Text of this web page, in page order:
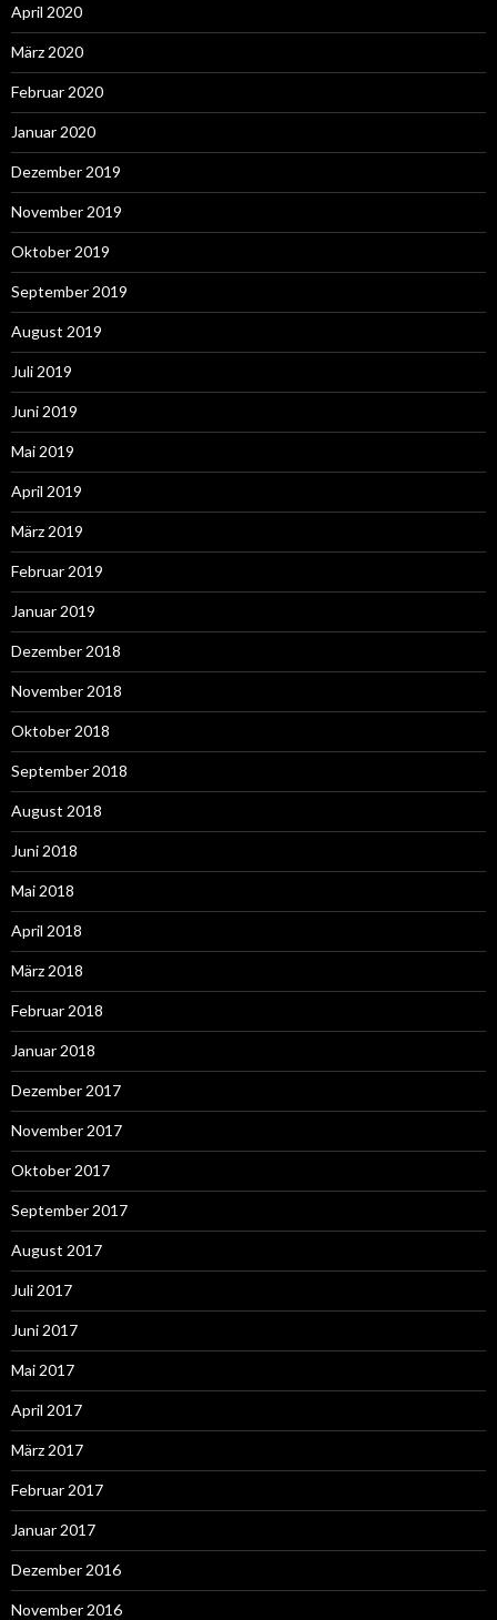
April 2020
März 2020
Februar 2020
Januar 2020
Dezember 2019
November 2019
Oktober 2019
September 2019
August 2019
Juli 2019
Juni 2019
Mai 2019
April 2019
März 2019
Februar 2019
Januar 2019
Dezember 2018
November 2018
Oktober 2018
September 2018
August 2018
Juni 2018
Mai 2018
April 2018
März 2018
Februar 2018
Januar 2018
Dezember 2017
November 2017
Oktober 2017
September 2017
August 2017
Juli 2017
Juni 2017
Mai 2017
April 2017
März 2017
Februar 2017
Januar 2017
Dezember 2016
November 2016